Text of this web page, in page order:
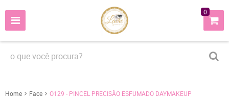
0
Home Face O129 - PINCEL PRECISÃO ESFUMADO DAYMAKEUP